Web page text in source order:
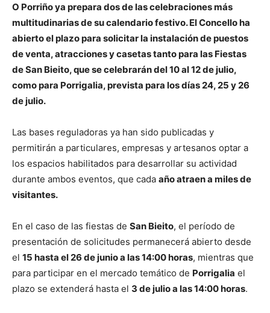
O Porriño ya prepara dos de las celebraciones más
multitudinarias de su calendario festivo. El Concello ha
abierto el plazo para solicitar la instalación de puestos
de venta, atracciones y casetas tanto para las Fiestas
de San Bieito, que se celebrarán del 10 al 12 de julio,
como para Porrigalia, prevista para los días 24, 25 y 26
de julio.
Las bases reguladoras ya han sido publicadas y
permitirán a particulares, empresas y artesanos optar a
los espacios habilitados para desarrollar su actividad
durante ambos eventos, que cada año atraen a miles de
visitantes.
En el caso de las fiestas de San Bieito, el período de
presentación de solicitudes permanecerá abierto desde
el 15 hasta el 26 de junio a las 14:00 horas, mientras que
para participar en el mercado temático de Porrigalia el
plazo se extenderá hasta el 3 de julio a las 14:00 horas.